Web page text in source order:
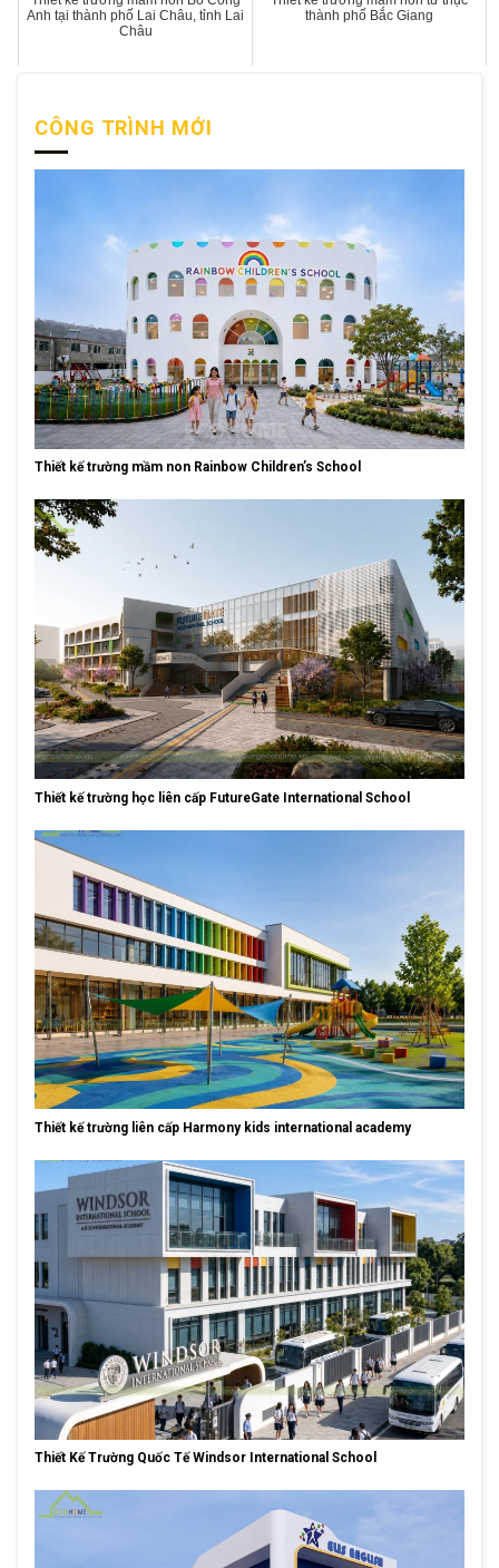
Anh tại thành phố Lai Châu, tỉnh Lai
Châu
thành phố Bắc Giang
CÔNG TRÌNH MỚI
Thiết kế trường mầm non Rainbow Children’s School
Thiết kế trường học liên cấp FutureGate International School
Thiết kế trường liên cấp Harmony kids international academy
Thiết Kế Trường Quốc Tế Windsor International School